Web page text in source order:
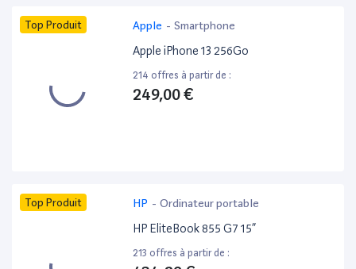
Top Produit Apple - Smartphone
Apple iPhone 13 256Go
214 offres à partir de :
249,00 €
Top Produit HP - Ordinateur portable
HP EliteBook 855 G7 15”
213 offres à partir de :